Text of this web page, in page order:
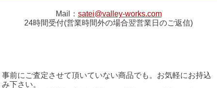
Mail： satei@valley-works.com
24時間受付(営業時間外の場合翌営業日のご返信)
事前にご査定させて頂いていない商品でも。お気軽にお持込
み下さい。